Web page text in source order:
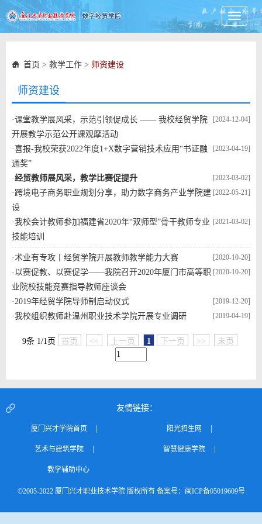
Toggle
首页 > 教学工作 > 师资建设
师资建设
[2024-12-04]
·课堂教学展风采，示范引领促成长 —— 我校经贸学院
开展教学示范公开课观摩活动
[2023-04-19]
·喜报-我校荣获2022年度1+X数字营销技术应用“书证融
通奖”
[2023-03-02]
·经贸教师展风采，教学比赛促提升
[2022-05-21]
· 跨境电子商务职业规划分享，助力数字商务产业学院建
设
[2021-03-02]
·我校会计教师参加福建省2020年“双师型”骨干教师专业
技能培训
[2020-10-20]
·术业有专攻丨经贸学院开展教师教学能力大赛
[2020-10-20]
· 以赛促教、以赛促学——我院召开2020年厦门市高等职
业院校技能竞赛指导教师座谈会
[2019-12-20]
·2019年经贸学院导师制启动仪式
[2019-04-19]
·我校组织教师赴温州职业技术学院开展专业调研
9条 1/1页 首页 << 上一页 1 下一页 >> 末页
友情链接：
厦门兴才学院首页 阳光招生网
艺术与建筑学院 智慧健康学院
教学辅助中心
©2005-2022 厦门兴才职业技术学院 版权所有 备案号：闽ICP备05019609号